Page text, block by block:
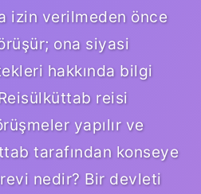
izin verilmeden önce
ona siyasi
hakkında bilgi
reisi
yapılır ve
tarafından konseye
nedir? Bir devleti